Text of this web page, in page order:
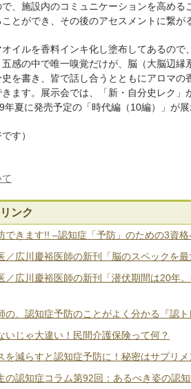
、施設内のコミュニケーションを高める
とができ、その後のアセスメントに繋が
イルを香料インキ化し塗布してあるの
感の中で唯一嗅覚だけが、脳（大脳辺縁
を書き、皆で話し合うとともにアロマ
ます。展示会では、「新・自分史レク
年夏に発売予定の「時代編（10編）」が展
す）
ンク
できます!! –認知症「予防」のための3資格-
／広川慶裕医師の新刊「脳のスペックを
／広川慶裕医師の新刊「潜伏期間は20年
の、認知症予防のことがよく分かる『認
いじゃ大違い！民間介護保険って何？
を減らすと認知症予防に！秘密はサプリメ
の認知症コラム第92回：あるべき姿の認